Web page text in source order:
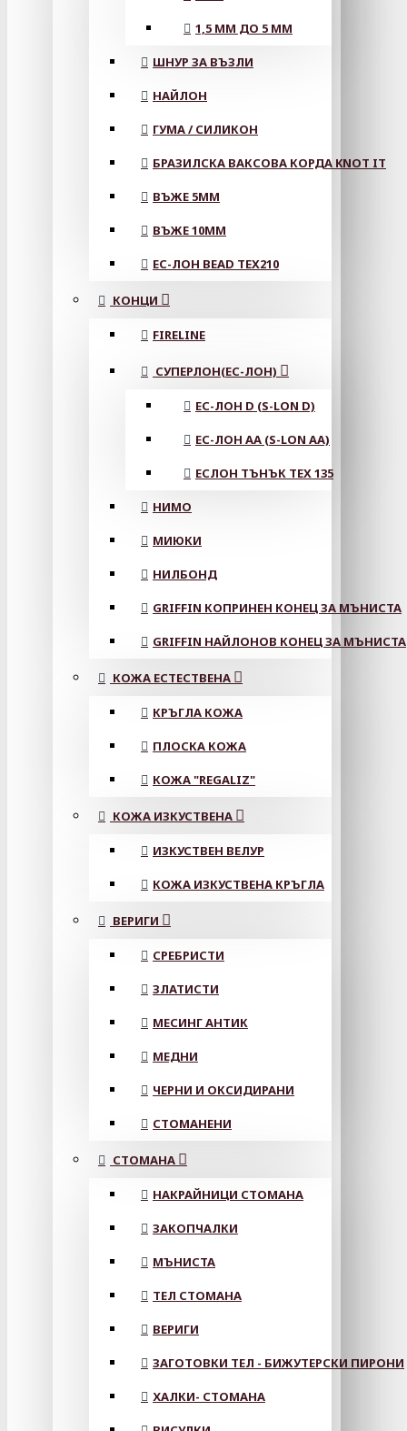
1,5 ММ ДО 5 ММ
ШНУР ЗА ВЪЗЛИ
НАЙЛОН
ГУМА / СИЛИКОН
БРАЗИЛСКА ВАКСОВА КОРДА KNOT IT
ВЪЖЕ 5MM
ВЪЖЕ 10MM
ЕС-ЛОН BEAD TEX210
КОНЦИ
FIRELINE
СУПЕРЛОН(ЕС-ЛОН)
ЕС-ЛОН D (S-LON D)
ЕС-ЛОН АА (S-LON AA)
ЕСЛОН ТЪНЪК TEX 135
НИМО
МИЮКИ
НИЛБОНД
GRIFFIN КОПРИНЕН КОНЕЦ ЗА МЪНИСТА
GRIFFIN НАЙЛОНОВ КОНЕЦ ЗА МЪНИСТА
КОЖА ЕСТЕСТВЕНА
КРЪГЛА КОЖА
ПЛОСКА КОЖА
КОЖА "REGALIZ"
КОЖА ИЗКУСТВЕНА
ИЗКУСТВЕН ВЕЛУР
КОЖА ИЗКУСТВЕНА КРЪГЛА
ВЕРИГИ
СРЕБРИСТИ
ЗЛАТИСТИ
МЕСИНГ АНТИК
МЕДНИ
ЧЕРНИ И ОКСИДИРАНИ
СТОМАНЕНИ
СТОМАНА
НАКРАЙНИЦИ СТОМАНА
ЗАКОПЧАЛКИ
МЪНИСТА
ТЕЛ СТОМАНА
ВЕРИГИ
ЗАГОТОВКИ ТЕЛ - БИЖУТЕРСКИ ПИРОНИ
ХАЛКИ- СТОМАНА